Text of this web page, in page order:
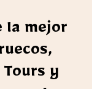
la mejor
y